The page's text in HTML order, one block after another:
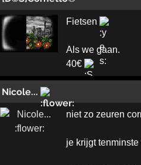
Fietsen
Als we gaan.
40€
Nicole...
niet zo zeuren
je krijgt